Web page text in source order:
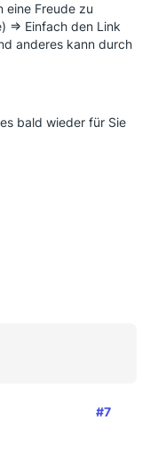
eine Freude zu
=> Einfach den Link
anderes kann durch
bald wieder für Sie
#7